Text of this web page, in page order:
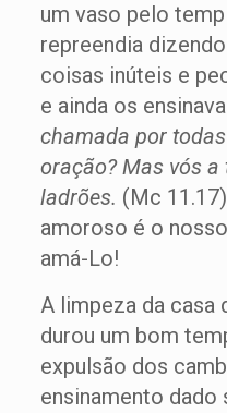
um vaso pelo
repreendia
coisas inúteis e
e ainda os
chamada por
oração? Mas vós
ladrões. (Mc
amoroso é o
amá-Lo!
A limpeza da casa
durou um bom
expulsão dos
ensinamento dado